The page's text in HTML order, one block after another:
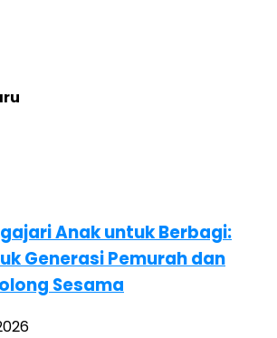
Anak untuk Berbagi:
Generasi Pemurah dan
Sesama